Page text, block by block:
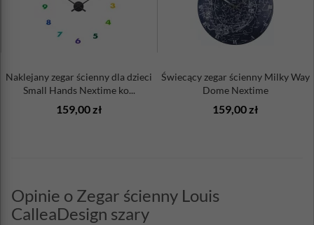
Naklejany zegar ścienny dla dzieci
Small Hands Nextime ko...
159,00 zł
Świecący zegar ścienny Milky Way
Dome Nextime
159,00 zł
Opinie o Zegar ścienny Louis
CalleaDesign szary